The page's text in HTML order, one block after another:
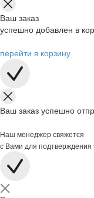
Ваш заказ
успешно добавлен в
перейти в корзину
Ваш заказ успешно
Наш менеджер свяжется
с Вами для подтверждения